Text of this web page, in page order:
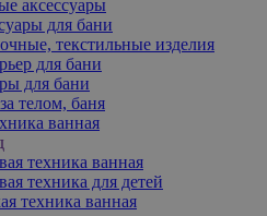
аксессуары
для бани
текстильные изделия
для бани
для бани
телом, баня
ванная
техника ванная
техника для детей
техника ванная